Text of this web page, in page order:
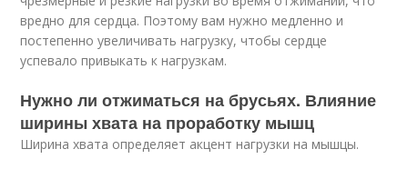
вредно для сердца. Поэтому вам нужно медленно и
постепенно увеличивать нагрузку, чтобы сердце
успевало привыкать к нагрузкам.
Нужно ли отжиматься на брусьях. Влияние
ширины хвата на проработку мышц
Ширина хвата определяет акцент нагрузки на мышцы.